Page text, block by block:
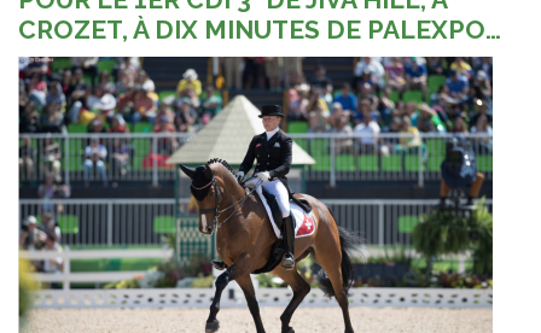
CROZET, À DIX MINUTES DE PALEXPO…